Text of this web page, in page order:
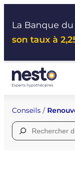
La Banque
son taux à
Conseils /
Rechercher :